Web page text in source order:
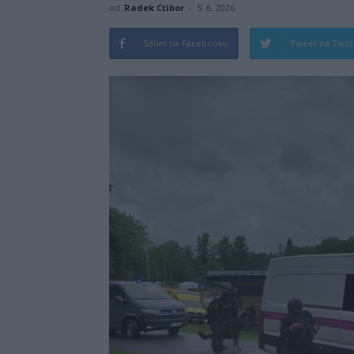
od Radek Ctibor - 5. 6. 2026
Sdílet na Facebooku Tweet na